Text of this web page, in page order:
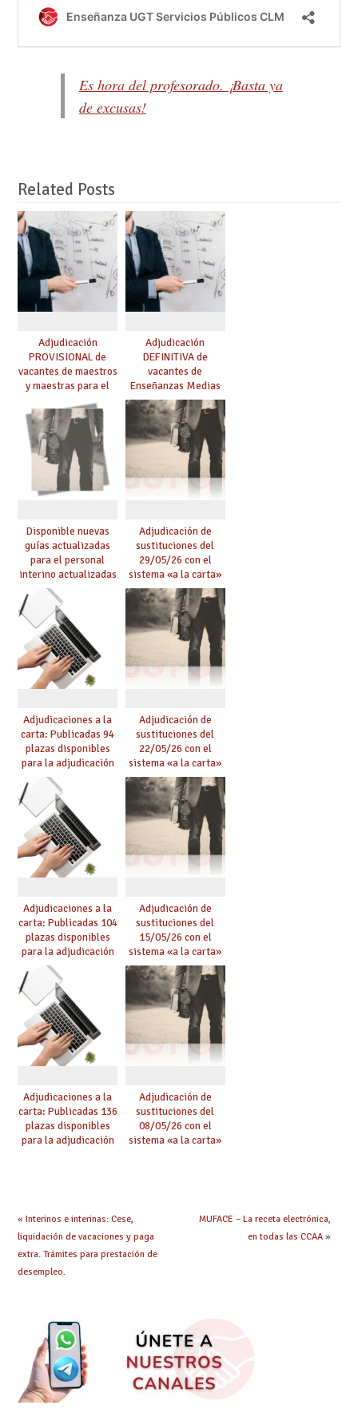
Es hora del profesorado. ¡Basta ya
de excusas!
Related Posts
Adjudicación
PROVISIONAL de
vacantes de maestros
y maestras para el
curso 26-27
Adjudicación
DEFINITIVA de
vacantes de
Enseñanzas Medias
para el curso 26-27
Disponible nuevas
guías actualizadas
para el personal
interino actualizadas
para el curso 26/27
Adjudicación de
sustituciones del
29/05/26 con el
sistema «a la carta»
conseguido con el
Acuerdo de Mejoras
Adjudicaciones a la
carta: Publicadas 94
plazas disponibles
para la adjudicación
de mañana y abierto
plazo de solicitudes
Adjudicación de
sustituciones del
22/05/26 con el
sistema «a la carta»
conseguido con el
Acuerdo de Mejoras
Adjudicaciones a la
carta: Publicadas 104
plazas disponibles
para la adjudicación
de mañana y abierto
plazo de solicitudes
Adjudicación de
sustituciones del
15/05/26 con el
sistema «a la carta»
conseguido con el
Acuerdo de Mejoras
Adjudicaciones a la
carta: Publicadas 136
plazas disponibles
para la adjudicación
Adjudicación de
sustituciones del
08/05/26 con el
sistema «a la carta»
« Interinos e interinas: Cese,
liquidación de vacaciones y paga
extra. Trámites para prestación de
desempleo.
MUFACE – La receta electrónica,
en todas las CCAA»